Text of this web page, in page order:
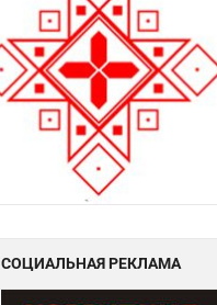
СОЦИАЛЬНАЯ РЕКЛАМА